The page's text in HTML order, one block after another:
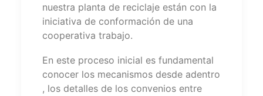
nuestra planta de reciclaje están con la
iniciativa de conformación de una
cooperativa trabajo.
En este proceso inicial es fundamental
conocer los mecanismos desde adentro
, los detalles de los convenios entre